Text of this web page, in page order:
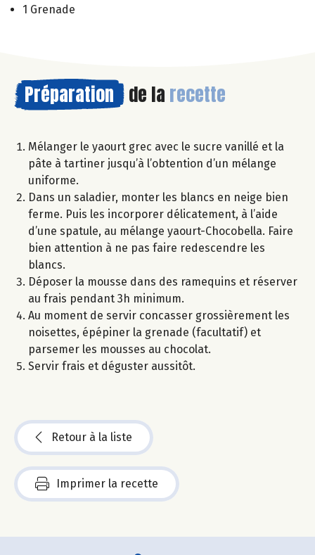
1 Grenade
Préparation de la recette
Mélanger le yaourt grec avec le sucre vanillé et la
pâte à tartiner jusqu’à l’obtention d’un mélange
uniforme.
Dans un saladier, monter les blancs en neige bien
ferme. Puis les incorporer délicatement, à l’aide
d’une spatule, au mélange yaourt-Chocobella. Faire
bien attention à ne pas faire redescendre les
blancs.
Déposer la mousse dans des ramequins et réserver
au frais pendant 3h minimum.
Au moment de servir concasser grossièrement les
noisettes, épépiner la grenade (facultatif) et
parsemer les mousses au chocolat.
Servir frais et déguster aussitôt.
Retour à la liste
Imprimer la recette